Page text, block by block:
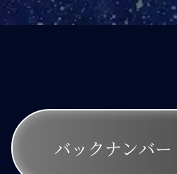
バックナンバー